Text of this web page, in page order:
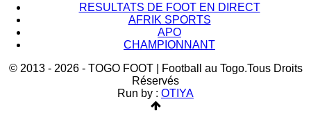
RESULTATS DE FOOT EN DIRECT
AFRIK SPORTS
APO
CHAMPIONNANT
© 2013 - 2026 - TOGO FOOT | Football au Togo.Tous Droits
Réservés
Run by : OTIYA